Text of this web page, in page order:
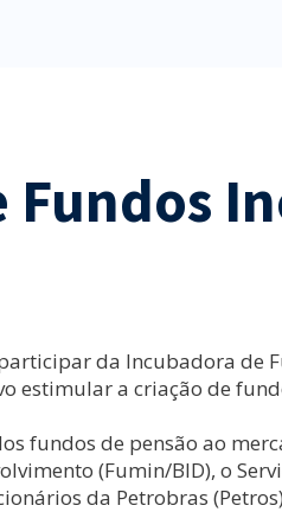
da Incubadora de
estimular a criação de
fundos de pensão ao
(Fumin/BID), o
da Petrobras